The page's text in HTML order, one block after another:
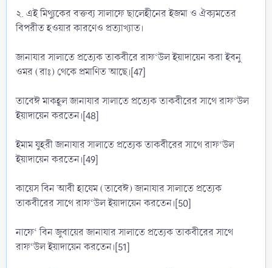
২. এই মিথ্যুকের বক্তব্য সালাফে ছালেহীনের ইজমা ও ঐক্যমতের
বিপরীত হওয়ার কারণেও প্রত্যাখ্যাত।
জানাযার সালাতে প্রত্যেক তাকবীরে রাফ‘উল ইয়াদায়েন করা ইবনু
ওমর (রাঃ) থেকে প্রমাণিত আছে।[47]
তাবেঈ মাকহূল জানাযার সালাতে প্রত্যেক তাকবীরের সাথে রাফ‘উল
ইয়াদায়েন করতেন।[48]
ইমাম যুহরী জানাযার সালাতে প্রত্যেক তাকবীরের সাথে রাফ‘উল
ইয়াদায়েন করতেন।[49]
কায়েস বিন আবী হাযেম (তাবেঈ) জানাযার সালাতে প্রত্যেক
তাকবীরের সাথে রাফ‘উল ইয়াদায়েন করতেন।[50]
নাফে‘ বিন জুবায়ের জানাযার সালাতে প্রত্যেক তাকবীরের সাথে
রাফ‘উল ইয়াদায়েন করতেন।[51]